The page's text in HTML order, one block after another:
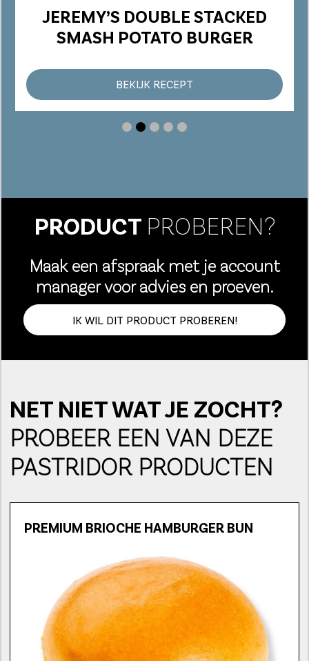
JEREMY’S DOUBLE STACKED
SMASH POTATO BURGER
BEKIJK RECEPT
PRODUCT PROBEREN?
Maak een afspraak met je account
manager voor advies en proeven.
IK WIL DIT PRODUCT PROBEREN!
NET NIET WAT JE ZOCHT?
PROBEER EEN VAN DEZE
PASTRIDOR PRODUCTEN
PREMIUM BRIOCHE HAMBURGER BUN